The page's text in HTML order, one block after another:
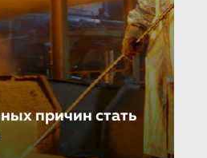
причин стать